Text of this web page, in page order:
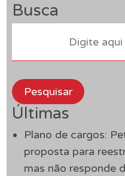
Busca
Pesquisar
Últimas
Plano de cargos:
proposta para
mas não responde